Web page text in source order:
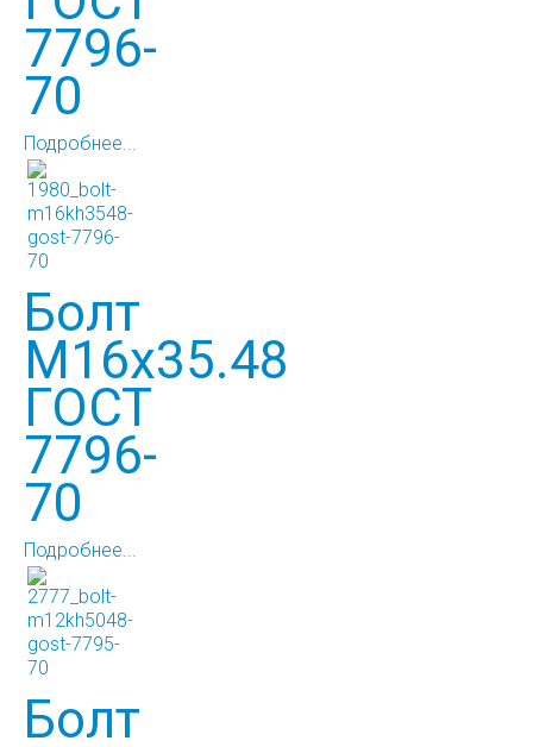
7796-
70
Подробнее...
Болт
М16х35.48
ГОСТ
7796-
70
Подробнее...
Болт